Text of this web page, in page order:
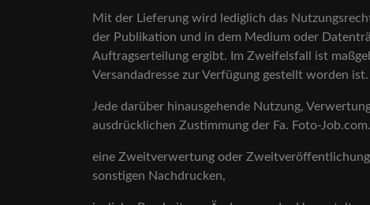
Mit der Lieferung wird lediglich das
der Publikation und in dem Medium oder
Auftragserteilung ergibt. Im Zweifelsfall ist
Versandadresse zur Verfügung gestellt worden ist.
Jede darüber hinausgehende Nutzung,
ausdrücklichen Zustimmung der Fa. Foto-
eine Zweitverwertung oder
sonstigen Nachdrucken,